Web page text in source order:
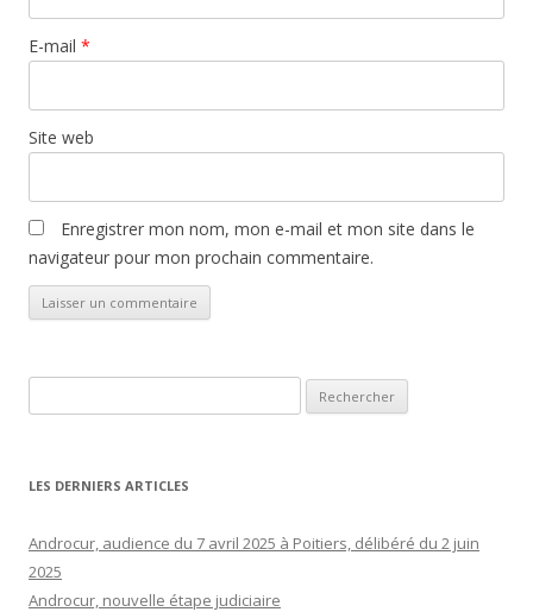
E-mail *
Site web
Enregistrer mon nom, mon e-mail et mon site dans le
navigateur pour mon prochain commentaire.
LES DERNIERS ARTICLES
Androcur, audience du 7 avril 2025 à Poitiers, délibéré du 2 juin
2025
Androcur, nouvelle étape judiciaire